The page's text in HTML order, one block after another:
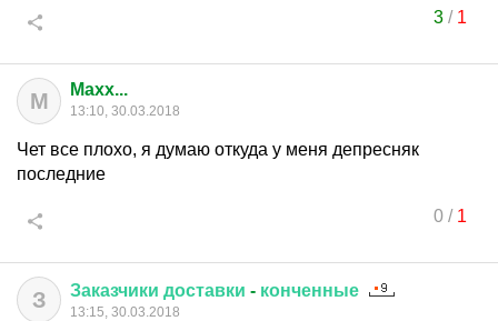
3/ 1
M Maxx...
13:10, 30.03.2018
Чет все плохо, я думаю откуда у меня депресняк
последние
0/ 1
З Заказчики доставки - конченные
13:15, 30.03.2018